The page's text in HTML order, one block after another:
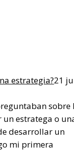
estrategia?21
sobre
estratega o
desarrollar un
mi primera